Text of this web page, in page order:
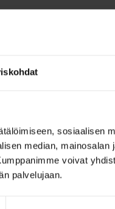
sosiaalisen
median, mainosalan
voivat
palvelujaan.